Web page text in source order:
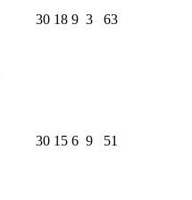
30 18 9 3 63
30 15 6 9 51